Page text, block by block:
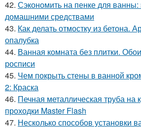
42. Сэкономить на пенке для ванны:
домашними средствами
43. Как делать отмостку из бетона.
опалубка
44. Ванная комната без плитки.
росписи
45. Чем покрыть стены в ванной
2: Краска
46. Печная металлическая труба
проходки Master Flash
47. Несколько способов установки